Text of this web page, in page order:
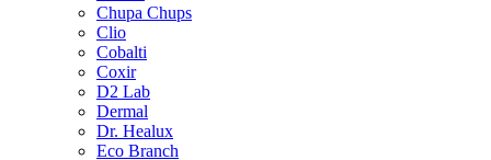
Chupa Chups
Clio
Cobalti
Coxir
D2 Lab
Dermal
Dr. Healux
Eco Branch